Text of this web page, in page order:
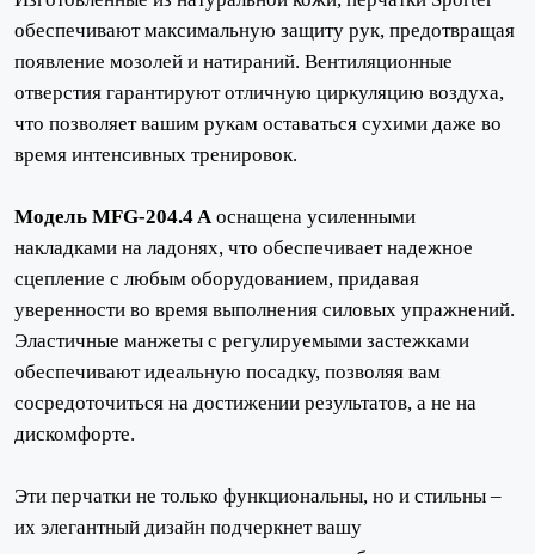
обеспечивают максимальную защиту рук, предотвращая
появление мозолей и натираний. Вентиляционные
отверстия гарантируют отличную циркуляцию воздуха,
что позволяет вашим рукам оставаться сухими даже во
время интенсивных тренировок.
Модель MFG-204.4 Aоснащена усиленными
накладками на ладонях, что обеспечивает надежное
сцепление с любым оборудованием, придавая
уверенности во время выполнения силовых упражнений.
Эластичные манжеты с регулируемыми застежками
обеспечивают идеальную посадку, позволяя вам
сосредоточиться на достижении результатов, а не на
дискомфорте.
Эти перчатки не только функциональны, но и стильны –
их элегантный дизайн подчеркнет вашу